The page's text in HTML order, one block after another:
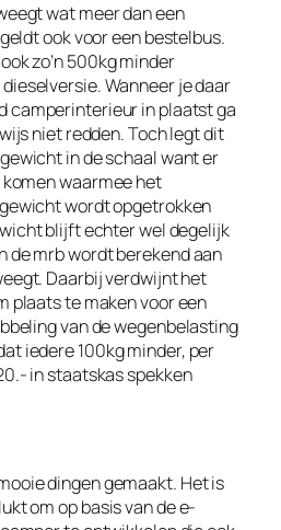
wat meer dan een
ook voor een bestelbus.
zo’n 500kg minder
Wanneer je daar
camperinterieur in plaatst ga
niet redden. Toch legt dit
in de schaal want er
waarmee het
wordt opgetrokken
blijft echter wel degelijk
de mrb wordt berekend aan
Daarbij verdwijnt het
plaats te maken voor een
van de wegenbelasting
iedere 100kg minder, per
in staatskas spekken
dingen gemaakt. Het is
om op basis van de e-